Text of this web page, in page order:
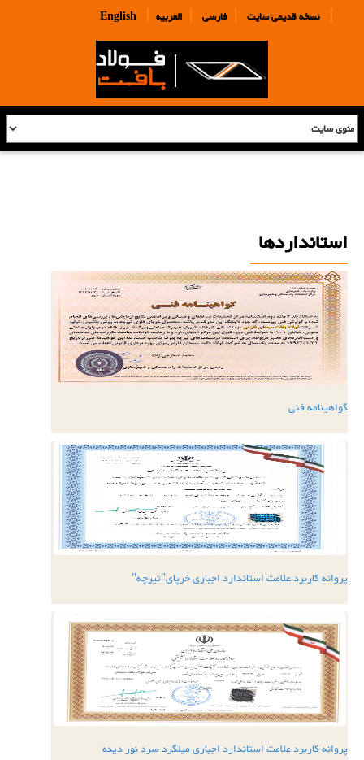
English | نسخه قدیمی سایت| فارسی| العربیه |
استانداردها
گواهینامه فنی
پروانه کاربرد علامت استاندارد اجباری خرپای"تیرچه"
پروانه کاربرد علامت استاندارد اجباری میلگرد سرد نور دیده